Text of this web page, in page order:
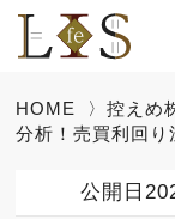
HOME 〉控えめ
分析！売買利回り
公開日